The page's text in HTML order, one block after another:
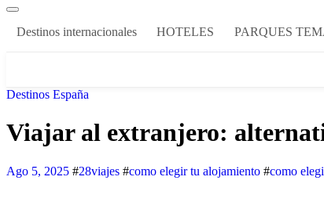
Destinos internacionales HOTELES PARQUES
Destinos España
Viajar al extranjero:
Ago 5, 2025 #28viajes #como elegir tu alojamiento #como